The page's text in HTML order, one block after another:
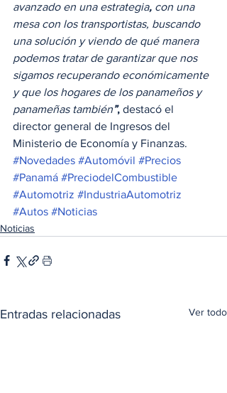
avanzado en una estrategia, con una
mesa con los transportistas, buscando
una solución y viendo de qué manera
podemos tratar de garantizar que nos
sigamos recuperando económicamente
y que los hogares de los panameños y
panameñas también”, destacó el
director general de Ingresos del
Ministerio de Economía y Finanzas.
#Novedades #Automóvil #Precios
#Panamá #PreciodelCombustible
#Automotriz #IndustriaAutomotriz
#Autos #Noticias
Noticias
Entradas relacionadas Ver todo